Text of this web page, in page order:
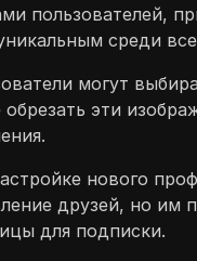
пользователей,
среди
могут
обрезать эти
нового
друзей, но им
для подписки.